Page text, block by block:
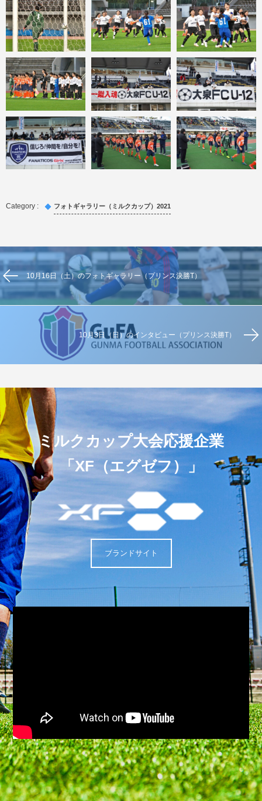
フォトギャラリー（ミルクカップ）2021
10月16日（土）のフォトギャラリー（プリンス決勝T）
10月3日（日）のインタビュー（プリンス決勝T）
ミルクカップ大会応援企業
「XF（エグゼフ）」
ブランドサイト